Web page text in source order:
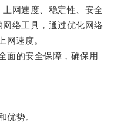
网速度、稳定性、安全
络工具，通过优化网络
网速度。
的安全保障，确保用
势。